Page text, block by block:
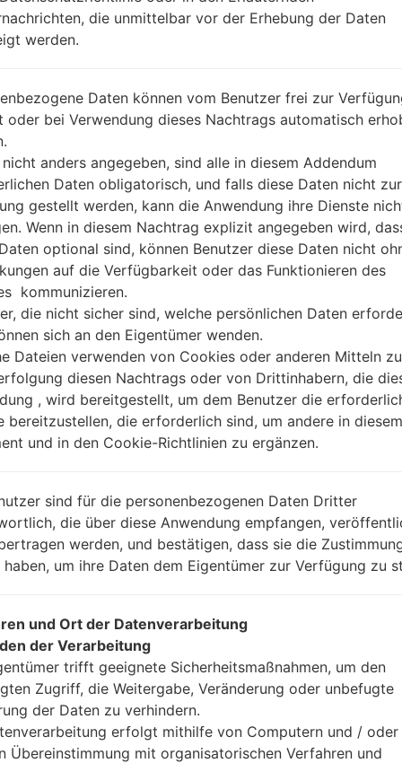
Modell und seine Eigenschaften
LGTU515T
die unmittelbar vor der Erhebung der Daten
werden.
Daten können vom Benutzer frei zur
oder bei Verwendung dieses Nachtrags automatisch
anders angegeben, sind alle in diesem Addendum
Daten obligatorisch, und falls diese Daten nicht zur
gestellt werden, kann die Anwendung ihre Dienste
Wenn in diesem Nachtrag explizit angegeben wird,
optional sind, können Benutzer diese Daten nicht
auf die Verfügbarkeit oder das Funktionieren des
kommunizieren.
die nicht sicher sind, welche persönlichen Daten
sich an den Eigentümer wenden.
Dateien verwenden von Cookies oder anderen Mitteln
diesen Nachtrags oder von Drittinhabern, die
, wird bereitgestellt, um dem Benutzer die
bereitzustellen, die erforderlich sind, um andere in diesem
und in den Cookie-Richtlinien zu ergänzen.
sind für die personenbezogenen Daten Dritter
die über diese Anwendung empfangen,
werden, und bestätigen, dass sie die
um ihre Daten dem Eigentümer zur Verfügung zu
und Ort der Datenverarbeitung
der Verarbeitung
trifft geeignete Sicherheitsmaßnahmen, um den
Zugriff, die Weitergabe, Veränderung oder unbefugte
der Daten zu verhindern.
erfolgt mithilfe von Computern und / oder
Übereinstimmung mit organisatorischen Verfahren und